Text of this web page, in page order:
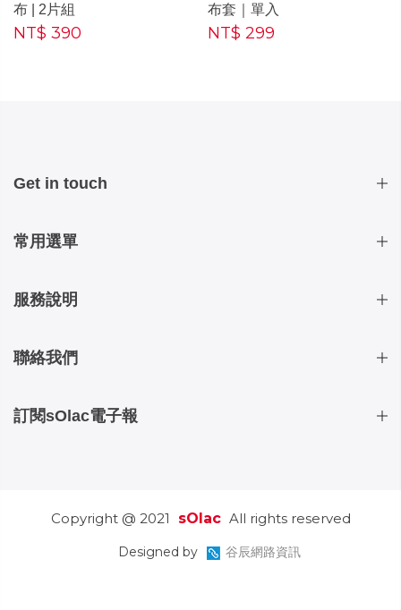
布 | 2片組
NT$ 390
布套｜單入
NT$ 299
Get in touch
常用選單
服務說明
聯絡我們
訂閱sOlac電子報
Copyright @ 2021 sOlac All rights reserved
Designed by 谷辰網路資訊